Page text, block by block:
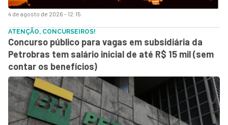
4 de agosto de 2026 - 12:15
ATENÇÃO, CONCURSEIROS!
Concurso público para vagas em subsidiária da
Petrobras tem salário inicial de até R$ 15 mil (sem
contar os benefícios)